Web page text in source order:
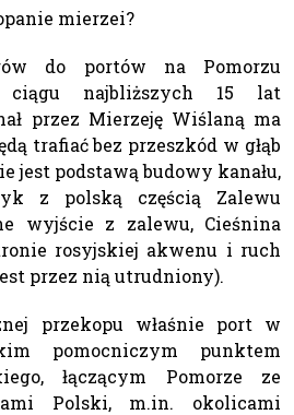
mierzei?
do portów na Pomorzu
najbliższych 15 lat
przez Mierzeję Wiślaną ma
trafiać bez przeszkód w głąb
jest podstawą budowy kanału,
z polską częścią Zalewu
wyjście z zalewu, Cieśnina
rosyjskiej akwenu i ruch
przez nią utrudniony).
przekopu właśnie port w
pomocniczym punktem
łączącym Pomorze ze
Polski, m.in. okolicami